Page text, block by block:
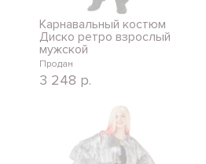
Карнавальный костюм
Диско ретро взрослый
мужской
Продан
3 248 р.